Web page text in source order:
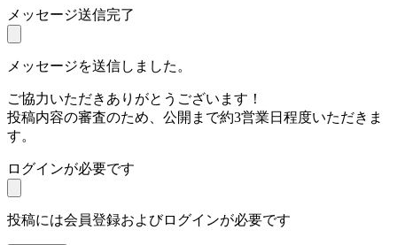
メッセージ送信完了
メッセージを送信しました。
ご協力いただきありがとうございます！
投稿内容の審査のため、公開まで約3営業日程度いただきま
す。
ログインが必要です
投稿には会員登録およびログインが必要です